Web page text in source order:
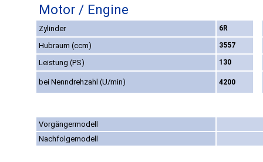
Motor / Engine
Zylinder 6R
Hubraum (ccm) 3557
Leistung (PS) 130
bei Nenndrehzahl (U/min) 4200
Vorgängermodell
Nachfolgemodell